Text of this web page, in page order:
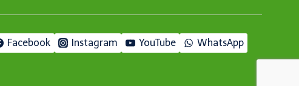
Facebook Instagram YouTube WhatsApp